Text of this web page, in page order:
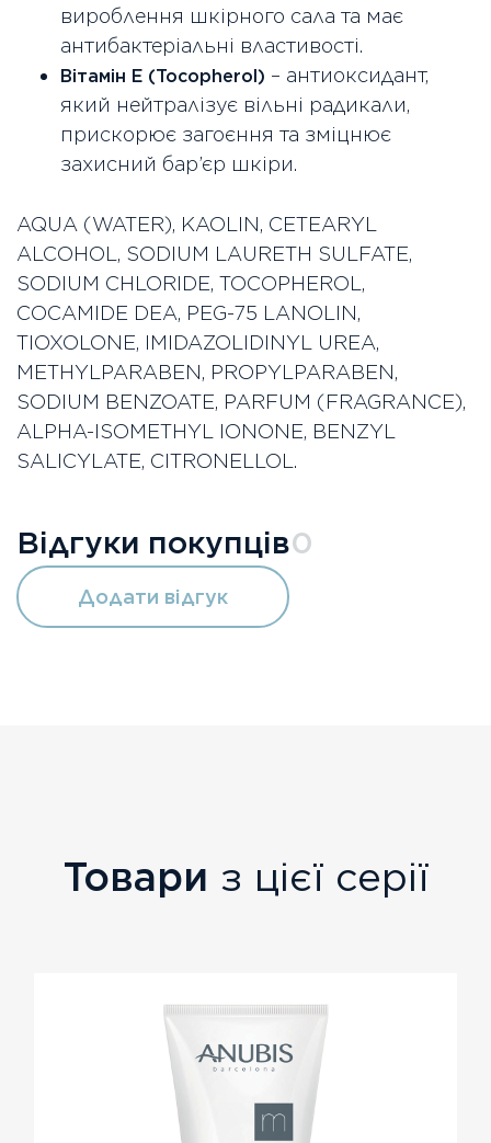
вироблення шкірного сала та має
антибактеріальні властивості.
Вітамін Е (Tocopherol) – антиоксидант,
який нейтралізує вільні радикали,
прискорює загоєння та зміцнює
захисний бар’єр шкіри.
AQUA (WATER), KAOLIN, CETEARYL
ALCOHOL, SODIUM LAURETH SULFATE,
SODIUM CHLORIDE, TOCOPHEROL,
COCAMIDE DEA, PEG-75 LANOLIN,
TIOXOLONE, IMIDAZOLIDINYL UREA,
METHYLPARABEN, PROPYLPARABEN,
SODIUM BENZOATE, PARFUM (FRAGRANCE),
ALPHA-ISOMETHYL IONONE, BENZYL
SALICYLATE, CITRONELLOL.
Відгуки покупців0
Додати відгук
Товари з цієї серії